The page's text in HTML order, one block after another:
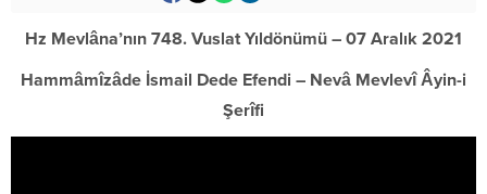
Hz Mevlâna’nın 748. Vuslat Yıldönümü – 07 Aralık 2021
Hammâmîzâde İsmail Dede Efendi – Nevâ Mevlevî Âyin-i
Şerîfi